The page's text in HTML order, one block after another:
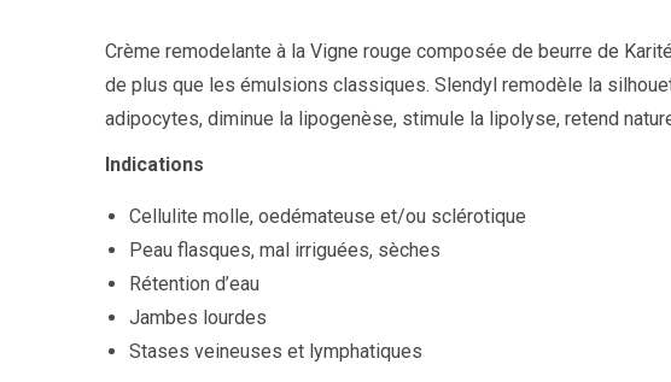
Crème remodelante à la Vigne rouge composée de beurre de
de plus que les émulsions classiques. Slendyl remodèle la
adipocytes, diminue la lipogenèse, stimule la lipolyse, retend
Indications
Cellulite molle, oedémateuse et/ou sclérotique
Peau flasques, mal irriguées, sèches
Rétention d’eau
Jambes lourdes
Stases veineuses et lymphatiques